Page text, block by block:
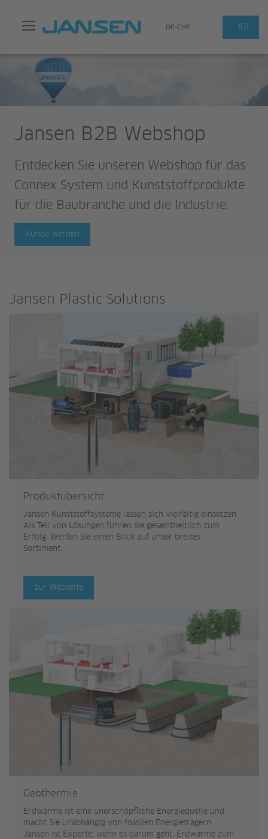
Suchen
DE-CHF (0)
Jansen B2B Webshop
Entdecken Sie unseren Webshop für das
Connex System und Kunststoffprodukte
für die Baubranche und die Industrie.
Kunde werden
Jansen Plastic Solutions
Produktübersicht
Jansen Kunststoffsysteme lassen sich vielfältig einsetzen.
Als Teil von Lösungen führen sie gesamtheitlich zum
Erfolg. Werfen Sie einen Blick auf unser breites
Sortiment.
zur Webseite
Geothermie
Erdwärme ist eine unerschöpfliche Energiequelle und
macht Sie unabhängig von fossilen Energieträgern.
Jansen ist Experte, wenn es darum geht, Erdwärme zum